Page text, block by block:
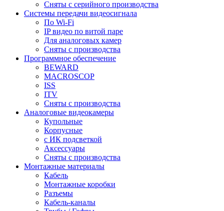
Сняты с серийного производства
Системы передачи видеосигнала
По Wi-Fi
IP видео по витой паре
Для аналоговых камер
Сняты с производства
Программное обеспечение
BEWARD
MACROSCOP
ISS
ITV
Сняты с производства
Аналоговые видеокамеры
Купольные
Корпусные
c ИК подсветкой
Аксессуары
Сняты с производства
Монтажные материалы
Кабель
Монтажные коробки
Разъемы
Кабель-каналы